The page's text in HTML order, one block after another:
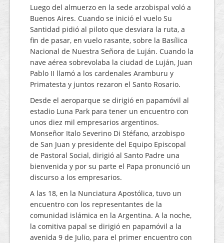
Luego del almuerzo en la sede arzobispal voló a
Buenos Aires. Cuando se inició el vuelo Su
Santidad pidió al piloto que desviara la ruta, a
fin de pasar, en vuelo rasante, sobre la Basílica
Nacional de Nuestra Señora de Luján. Cuando la
nave aérea sobrevolaba la ciudad de Luján, Juan
Pablo II llamó a los cardenales Aramburu y
Primatesta y juntos rezaron el Santo Rosario.
Desde el aeroparque se dirigió en papamóvil al
estadio Luna Park para tener un encuentro con
unos diez mil empresarios argentinos.
Monseñor Italo Severino Di Stéfano, arzobispo
de San Juan y presidente del Equipo Episcopal
de Pastoral Social, dirigió al Santo Padre una
bienvenida y por su parte el Papa pronunció un
discurso a los empresarios.
A las 18, en la Nunciatura Apostólica, tuvo un
encuentro con los representantes de la
comunidad islámica en la Argentina. A la noche,
la comitiva papal se dirigió en papamóvil a la
avenida 9 de Julio, para el primer encuentro con